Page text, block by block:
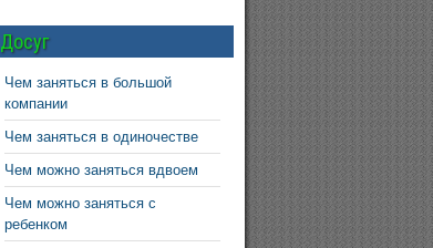
Досуг
Чем заняться в большой
компании
Чем заняться в одиночестве
Чем можно заняться вдвоем
Чем можно заняться с
ребенком